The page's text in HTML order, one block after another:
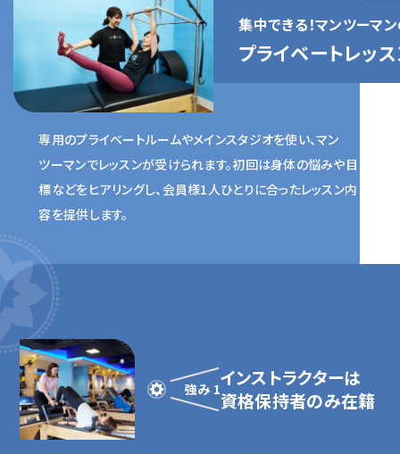
集中できる！マンツーマ
プライベートレッ
専用のプライベートルームやメインスタジオを使い、マン
ツーマンでレッスンが受けられます。初回は身体の悩みや目
標などをヒアリングし、会員様1人ひとりに合ったレッスン内
容を提供します。
強み 1インストラクターは
資格保持者のみ在籍